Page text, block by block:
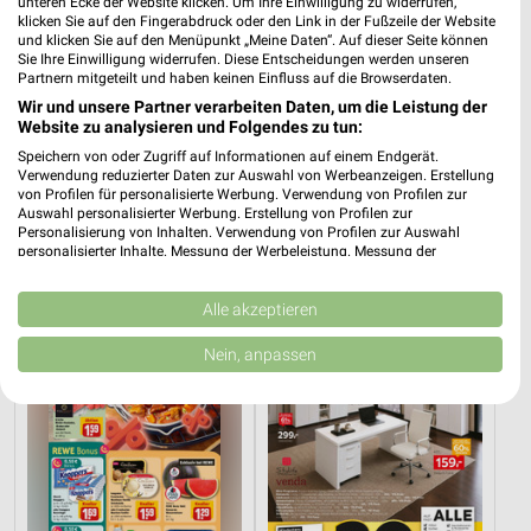
58,7 km
Dieter Knoll
Gültig bis Fr. 14.08.
58,7 km
Wohnen Spezial
Gültig bis Fr. 14.08.
klicken Sie auf den Fingerabdruck oder den Link in der Fußzeile der Website
und klicken Sie auf den Menüpunkt „Meine Daten“. Auf dieser Seite können
Sie Ihre Einwilligung widerrufen. Diese Entscheidungen werden unseren
Partnern mitgeteilt und haben keinen Einfluss auf die Browserdaten.
Wir und unsere Partner verarbeiten Daten, um die Leistung der
Website zu analysieren und Folgendes zu tun:
Speichern von oder Zugriff auf Informationen auf einem Endgerät.
Verwendung reduzierter Daten zur Auswahl von Werbeanzeigen. Erstellung
von Profilen für personalisierte Werbung. Verwendung von Profilen zur
Auswahl personalisierter Werbung. Erstellung von Profilen zur
Personalisierung von Inhalten. Verwendung von Profilen zur Auswahl
personalisierter Inhalte. Messung der Werbeleistung. Messung der
Kombinationen von Daten aus verschiedenen Quellen. Entwicklung und
Verbesserung der Angebote. Verwendung reduzierter Daten zur Auswahl
von Inhalten.
Daten können außerhalb der Europäischen Union weitergegeben und in die
Website/App.
Partnerliste anzeigen (1 IAB-Anbieter)
Wir nutzen Ihre Daten für folgende Zwecke:
IAB-Verarbeitungszwecke:
Alle akzeptieren
Nein, anpassen